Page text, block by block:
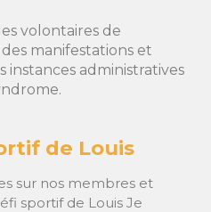
volontaires de
des manifestations et
instances administratives
de Louis
sur nos membres et
sportif de Louis Je